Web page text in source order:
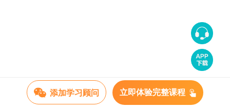
添加学习顾问 立即体验完整课程